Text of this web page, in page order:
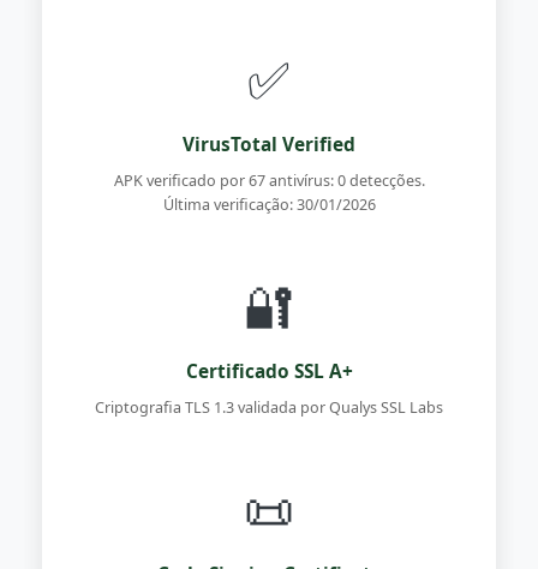
✅
VirusTotal Verified
APK verificado por 67 antivírus: 0 detecções.
Última verificação: 30/01/2026
🔐
Certificado SSL A+
Criptografia TLS 1.3 validada por Qualys SSL Labs
📜